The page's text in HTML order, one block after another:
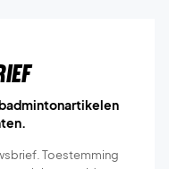
Toestemming